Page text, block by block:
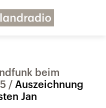
Presse
beim
Auszeichnung
Jan